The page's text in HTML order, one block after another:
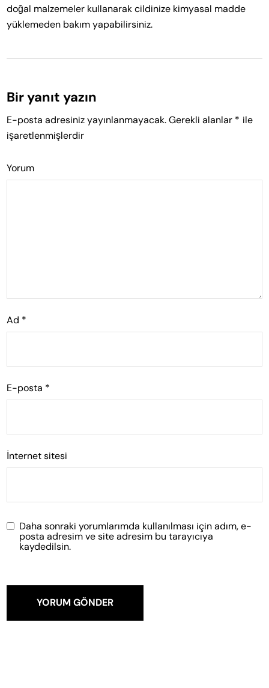
doğal malzemeler kullanarak cildinize kimyasal madde
yüklemeden bakım yapabilirsiniz.
Bir yanıt yazın
E-posta adresiniz yayınlanmayacak. Gerekli alanlar * ile
işaretlenmişlerdir
Yorum
Ad *
E-posta *
İnternet sitesi
Daha sonraki yorumlarımda kullanılması için adım, e-
posta adresim ve site adresim bu tarayıcıya
kaydedilsin.
YORUM GÖNDER